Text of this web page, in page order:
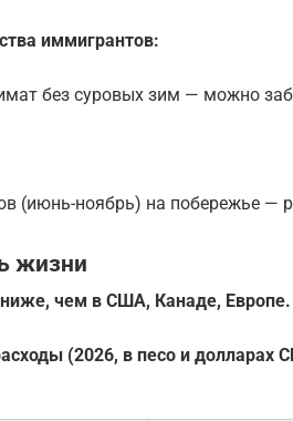
иммигрантов:
без суровых зим — можно
(июнь-ноябрь) на побережье —
жизни
чем в США, Канаде, Европе.
(2026, в песо и долларах